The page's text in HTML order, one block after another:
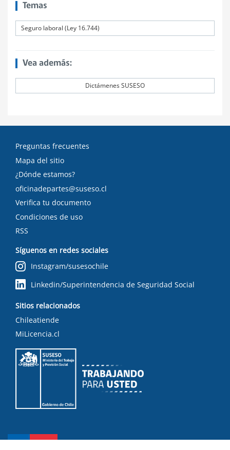
Temas
Seguro laboral (Ley 16.744)
Vea además:
Dictámenes SUSESO
Preguntas frecuentes
Mapa del sitio
¿Dónde estamos?
oficinadepartes@suseso.cl
Verifica tu documento
Condiciones de uso
RSS
Síguenos en redes sociales
Instagram/susesochile
Linkedin/Superintendencia de Seguridad Social
Sitios relacionados
Chileatiende
MiLicencia.cl